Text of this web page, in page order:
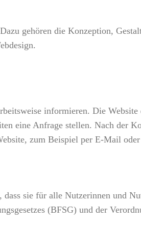
gehören die Konzeption,
informieren. Die Website
eine Anfrage stellen. Nach der
zum Beispiel per E-Mail
sie für alle Nutzerinnen und
(BFSG) und der